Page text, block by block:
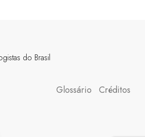
do Brasil
Glossário Créditos